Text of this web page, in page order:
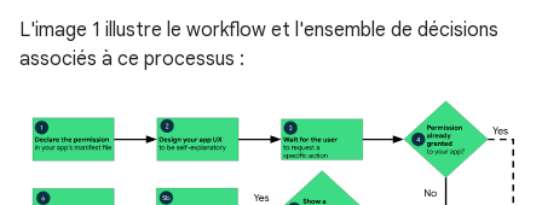
L'image 1 illustre le workflow et l'ensemble de décisions
associés à ce processus :